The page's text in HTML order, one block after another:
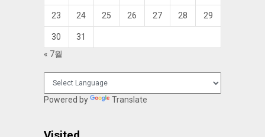
23 24 25 26 27 28 29
30
31
« 7월
Powered by Translate